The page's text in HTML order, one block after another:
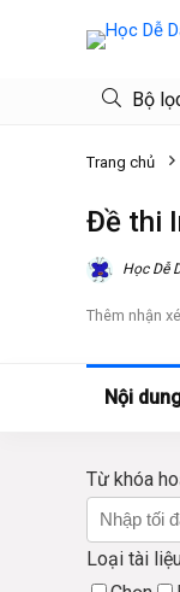
Bộ
Trang chủ
Đề thi
Học Dễ
Thêm nhận
Nội
Từ khóa
Loại tài